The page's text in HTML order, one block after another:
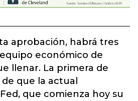
aprobación, habrá tres
económico de
llenar. La primera de
que la actual
que comienza hoy su